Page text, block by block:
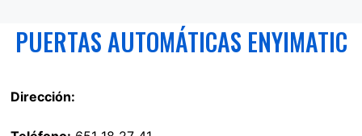
PUERTAS AUTOMÁTICAS ENYIMATIC
Dirección: